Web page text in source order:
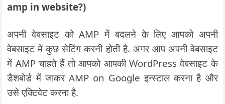
amp in website?)
अपनी वेबसाइट को AMP में बदलने के लिए आपको अपनी
वेबसाइट में कुछ सेटिंग करनी होती है. अगर आप अपनी वेबसाइट
में AMP चाहते हैं तो आपको आपकी WordPress वेबसाइट के
डैशबोर्ड में जाकर AMP on Googleइन्स्टाल करना है और
उसे एक्टिवेट करना है.